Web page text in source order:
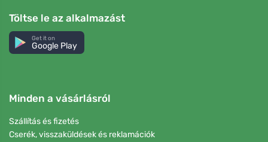
Töltse le az alkalmazást
Get it on
Google Play
Minden a vásárlásról
Szállítás és fizetés
Cserék, visszaküldések és reklamációk